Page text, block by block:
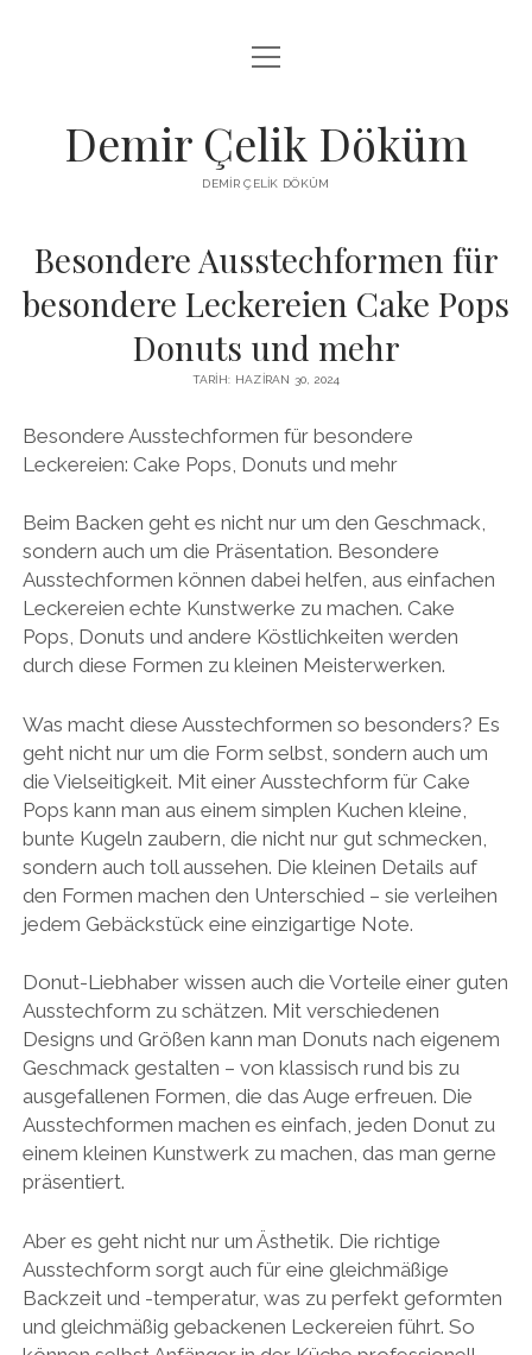
LISTE
ŞIFRESIZ INSTAGRAM BEĞENI KASMA
menüyü
aç
Demir Çelik Döküm
DEMIR ÇELIK DÖKÜM
Besondere Ausstechformen für
besondere Leckereien Cake Pops
Donuts und mehr
TARIH: HAZIRAN 30, 2024
Besondere Ausstechformen für besondere
Leckereien: Cake Pops, Donuts und mehr
Beim Backen geht es nicht nur um den Geschmack,
sondern auch um die Präsentation. Besondere
Ausstechformen können dabei helfen, aus einfachen
Leckereien echte Kunstwerke zu machen. Cake
Pops, Donuts und andere Köstlichkeiten werden
durch diese Formen zu kleinen Meisterwerken.
Was macht diese Ausstechformen so besonders? Es
geht nicht nur um die Form selbst, sondern auch um
die Vielseitigkeit. Mit einer Ausstechform für Cake
Pops kann man aus einem simplen Kuchen kleine,
bunte Kugeln zaubern, die nicht nur gut schmecken,
sondern auch toll aussehen. Die kleinen Details auf
den Formen machen den Unterschied – sie verleihen
jedem Gebäckstück eine einzigartige Note.
Donut-Liebhaber wissen auch die Vorteile einer guten
Ausstechform zu schätzen. Mit verschiedenen
Designs und Größen kann man Donuts nach eigenem
Geschmack gestalten – von klassisch rund bis zu
ausgefallenen Formen, die das Auge erfreuen. Die
Ausstechformen machen es einfach, jeden Donut zu
einem kleinen Kunstwerk zu machen, das man gerne
präsentiert.
Aber es geht nicht nur um Ästhetik. Die richtige
Ausstechform sorgt auch für eine gleichmäßige
Backzeit und -temperatur, was zu perfekt geformten
und gleichmäßig gebackenen Leckereien führt. So